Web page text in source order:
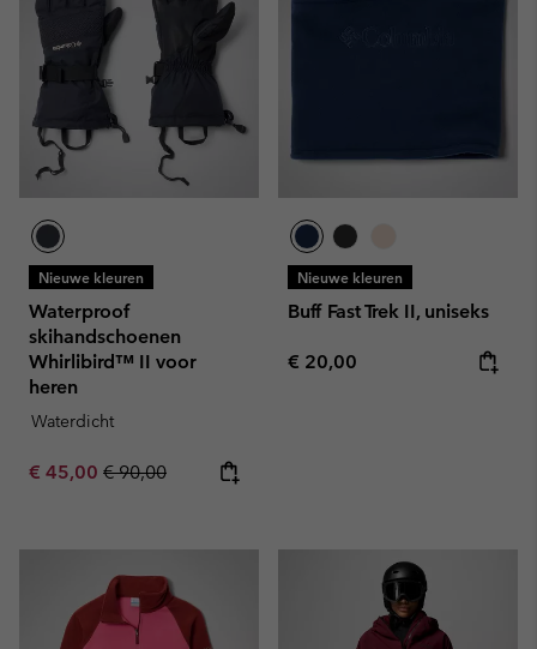
Nieuwe kleuren
Waterproof
skihandschoenen
Whirlibird™ II voor
heren
Waterdicht
Sale price:
€ 45,00 Regular price:
€ 90,00
Nieuwe kleuren
Buff Fast Trek II, uniseks
Regular price:
€ 20,00